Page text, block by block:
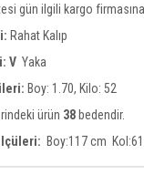
gün ilgili kargo
Rahat Kalıp
V Yaka
Boy: 1.70, Kilo: 52
ürün 38bedendir.
Boy:117 cm